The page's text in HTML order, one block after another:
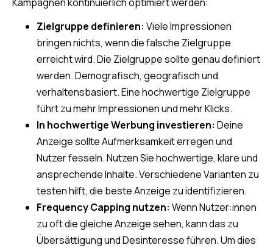
Zielgruppe definieren: Viele Impressionen
bringen nichts, wenn die falsche Zielgruppe
erreicht wird. Die Zielgruppe sollte genau definiert
werden. Demografisch, geografisch und
verhaltensbasiert. Eine hochwertige Zielgruppe
führt zu mehr Impressionen und mehr Klicks.
In hochwertige Werbung investieren: Deine
Anzeige sollte Aufmerksamkeit erregen und
Nutzer fesseln. Nutzen Sie hochwertige, klare und
ansprechende Inhalte. Verschiedene Varianten zu
testen hilft, die beste Anzeige zu identifizieren.
Frequency Capping nutzen: Wenn Nutzer:innen
zu oft die gleiche Anzeige sehen, kann das zu
Übersättigung und Desinteresse führen. Um dies